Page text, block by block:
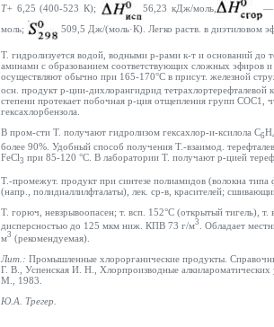
Т+ 6,25 (400-523 К); 56,23 кДж/моль, —
моль;
509,5 Дж/(моль·К). Легко раств. в диэтиловом
Т. гидролизуется водой, водными р-рами к-т и оснований до
аминами с образованием соответствующих сложных эфиров
осуществляют обычно при 165-170°С в присут. железной
осн. продукт р-ции-дихлорангидрид
степени протекает побочная р-ция отщепления групп СОС1,
гексахлорбензола.
В пром-сти Т. получают гидролизом гексахлор-и-ксилола С6Н
более 90%. Удобный способ получения Т.-взаимод.
FeCl3 при 85-120 °С. В лаборатории Т. получают р-цией
Т.-промежут. продукт при синтезе полиамидов (волокна типа
(напр., полидиаллилфталаты), лек. ср-в, красителей;
Т. горюч, невзрывоопасен; т. всп. 152°С (открытый тигель),
дисперсностью до 125 мкм ниж. КПВ 73 г/м3
. Обладает
м3 (рекомендуемая).
Лит.: Промышленные хлорорганические продукты.
Г. В., Успенская И. Н., Хлорпроизводные алкилароматических
М., 1983.
Ю.А. Трегер